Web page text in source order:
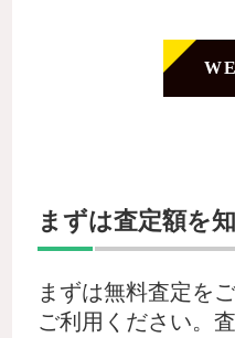
まずは査定額を
まずは無料査定を
ご利用ください。